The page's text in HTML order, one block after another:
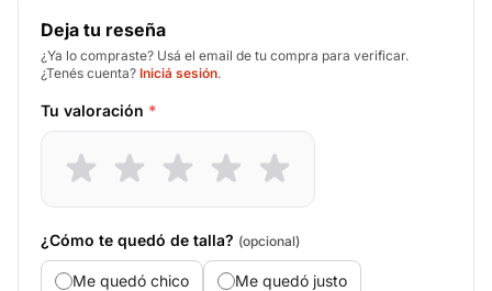
Deja tu reseña
¿Ya lo compraste? Usá el email de tu compra para verificar.
¿Tenés cuenta? Iniciá sesión.
Tu valoración *
¿Cómo te quedó de talla? (opcional)
Me quedó chico Me quedó justo